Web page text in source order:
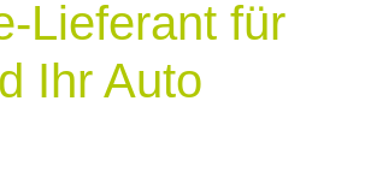
Lieferant für
Ihr Auto